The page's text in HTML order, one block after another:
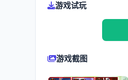
游戏试玩
游戏截图